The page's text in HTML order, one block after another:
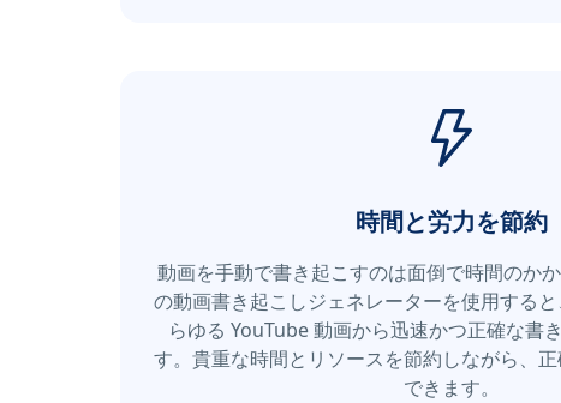
時間と労力を節約
動画を手動で書き起こすのは面倒で時間のか
の動画書き起こしジェネレーターを使用する
らゆる YouTube 動画から迅速かつ正確な書
す。貴重な時間とリソースを節約しながら、
できます。